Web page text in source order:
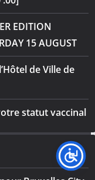
EDITION
15 AUGUST
de Ville de
statut vaccinal